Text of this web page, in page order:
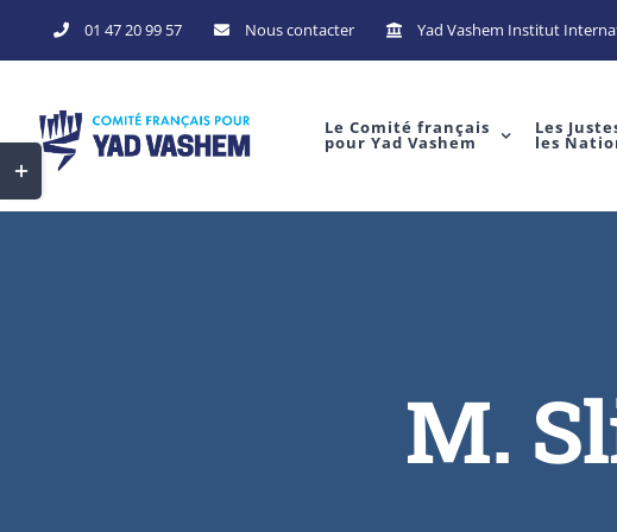
to
01 47 20 99 57 Nous contacter Yad Vashem Institut
Le Comité français
pour Yad Vashem
Les
les
M.
Toggle
Sliding